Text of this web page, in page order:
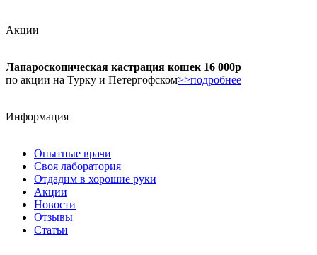
Акции
Лапароскопическая кастрация кошек 16 000р
по акции на Турку и Петергофском>>подробнее
Информация
Опытные врачи
Своя лаборатория
Отдадим в хорошие руки
Акции
Новости
Отзывы
Статьи